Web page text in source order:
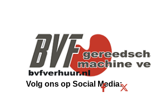
Volg ons op Social Media:
F
X